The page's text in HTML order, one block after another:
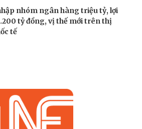
nhóm ngân hàng triệu tỷ, lợi
tỷ đồng, vị thế mới trên thị
tế